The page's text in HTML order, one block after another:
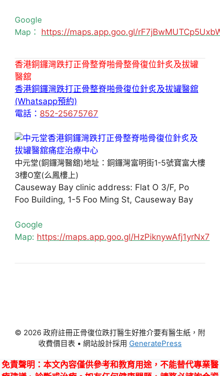
Google
Map： https://maps.app.goo.gl/
香港銅鑼灣跌打正骨整脊啪骨整骨復位針炙及拔罐
醫舘
香港銅鑼灣跌打正骨整脊啪骨復位針炙及拔罐醫舘
(Whatsapp預約)
電話： 852-25675767
中元堂(銅鑼灣醫舘)地址：銅鑼灣富明街1-5號寶富大樓
3樓O室(么鳳樓上)
Causeway Bay clinic address: Flat O 3/F, Po
Foo Building, 1-5 Foo Ming St, Causeway Bay
Google
Map: https://maps.app.goo.gl/HzPiknywAfj1yrNx7
© 2026 政府註冊正骨復位跌打醫生好推介要有醫生紙，附
收費價目表 • 網站設計採用 GeneratePress
免責聲明 ：本文內容僅供參考和教育用途，不能替代專業醫